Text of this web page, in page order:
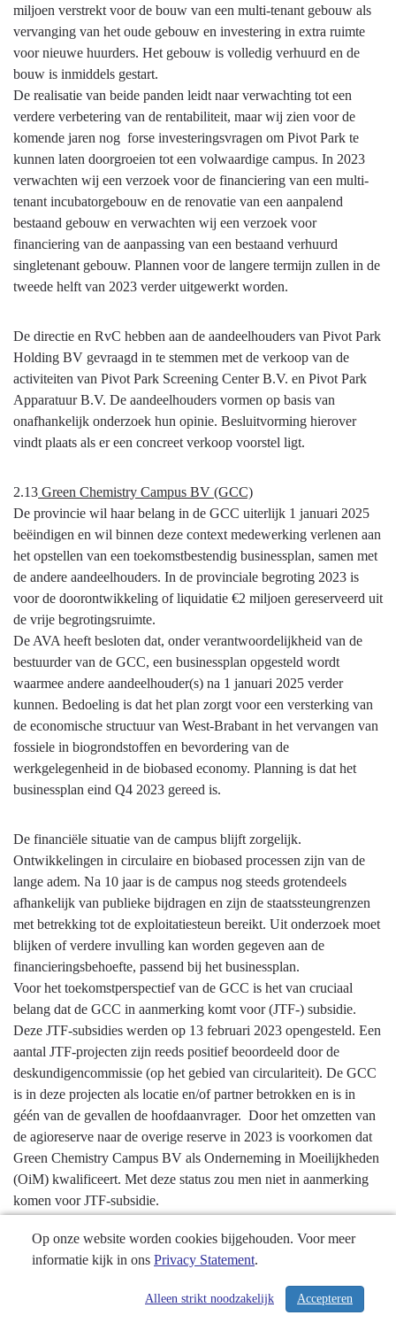
miljoen verstrekt voor de bouw van een multi-tenant gebouw als
vervanging van het oude gebouw en investering in extra ruimte
voor nieuwe huurders. Het gebouw is volledig verhuurd en de
bouw is inmiddels gestart.
De realisatie van beide panden leidt naar verwachting tot een
verdere verbetering van de rentabiliteit, maar wij zien voor de
komende jaren nog forse investeringsvragen om Pivot Park te
kunnen laten doorgroeien tot een volwaardige campus. In 2023
verwachten wij een verzoek voor de financiering van een multi-
tenant incubatorgebouw en de renovatie van een aanpalend
bestaand gebouw en verwachten wij een verzoek voor
financiering van de aanpassing van een bestaand verhuurd
singletenant gebouw. Plannen voor de langere termijn zullen in de
tweede helft van 2023 verder uitgewerkt worden.
De directie en RvC hebben aan de aandeelhouders van Pivot Park
Holding BV gevraagd in te stemmen met de verkoop van de
activiteiten van Pivot Park Screening Center B.V. en Pivot Park
Apparatuur B.V. De aandeelhouders vormen op basis van
onafhankelijk onderzoek hun opinie. Besluitvorming hierover
vindt plaats als er een concreet verkoop voorstel ligt.
2.13 Green Chemistry Campus BV (GCC)
De provincie wil haar belang in de GCC uiterlijk 1 januari 2025
beëindigen en wil binnen deze context medewerking verlenen aan
het opstellen van een toekomstbestendig businessplan, samen met
de andere aandeelhouders. In de provinciale begroting 2023 is
voor de doorontwikkeling of liquidatie €2 miljoen gereserveerd uit
de vrije begrotingsruimte.
De AVA heeft besloten dat, onder verantwoordelijkheid van de
bestuurder van de GCC, een businessplan opgesteld wordt
waarmee andere aandeelhouder(s) na 1 januari 2025 verder
kunnen. Bedoeling is dat het plan zorgt voor een versterking van
de economische structuur van West-Brabant in het vervangen van
fossiele in biogrondstoffen en bevordering van de
werkgelegenheid in de biobased economy. Planning is dat het
businessplan eind Q4 2023 gereed is.
De financiële situatie van de campus blijft zorgelijk.
Ontwikkelingen in circulaire en biobased processen zijn van de
lange adem. Na 10 jaar is de campus nog steeds grotendeels
afhankelijk van publieke bijdragen en zijn de staatssteungrenzen
met betrekking tot de exploitatiesteun bereikt. Uit onderzoek moet
blijken of verdere invulling kan worden gegeven aan de
financieringsbehoefte, passend bij het businessplan.
Voor het toekomstperspectief van de GCC is het van cruciaal
belang dat de GCC in aanmerking komt voor (JTF-) subsidie.
Deze JTF-subsidies werden op 13 februari 2023 opengesteld. Een
aantal JTF-projecten zijn reeds positief beoordeeld door de
deskundigencommissie (op het gebied van circulariteit). De GCC
is in deze projecten als locatie en/of partner betrokken en is in
géén van de gevallen de hoofdaanvrager. Door het omzetten van
de agioreserve naar de overige reserve in 2023 is voorkomen dat
Green Chemistry Campus BV als Onderneming in Moeilijkheden
(OiM) kwalificeert. Met deze status zou men niet in aanmerking
komen voor JTF-subsidie.
van Green Chemistry Campus BV een voorziening getroffen van
€ 2,3 miljoen. Dit is gelijk aan de waarde van het ingebrachte
/ 374
Op onze website worden cookies bijgehouden. Voor meer
informatie kijk in ons Privacy Statement.
Accepteren
Alleen strikt noodzakelijk